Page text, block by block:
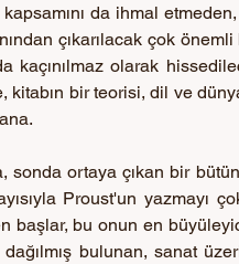
kapsamını da ihmal
çıkarılacak çok
kaçınılmaz olarak
kitabın bir teorisi, dil ve
ortaya çıkan bir
Proust'un yazmayı
başlar, bu onun en
dağılmış bulunan, sanat